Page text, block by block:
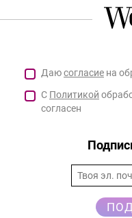
Даюсогласие на
С Политикой
согласен